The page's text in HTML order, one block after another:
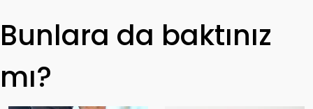
Bunlara da baktınız
mı?